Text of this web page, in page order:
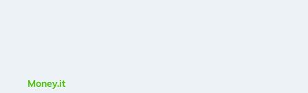
Money.it